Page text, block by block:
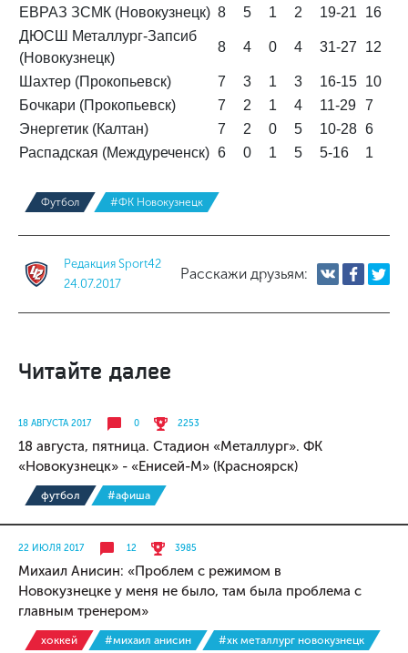
ЕВРАЗ ЗСМК (Новокузнецк) 8 5 1 2 19-21
16
ДЮСШ Металлург-Запсиб
(Новокузнецк)
8 4 0 4 31-27 12
Шахтер (Прокопьевск) 7 3 1 3 16-15 10
Бочкари (Прокопьевск)
7 2 1 4 11-29 7
Энергетик (Калтан)
7 2 0 5 10-28 6
Распадская (Междуреченск) 6 0 1 5 5-16 1
Футбол #ФК Новокузнецк
Редакция Sport42
24.07.2017
Расскажи друзьям:
Читайте далее
18 АВГУСТА 2017 0 2253
18 августа, пятница. Стадион «Металлург». ФК
«Новокузнецк» - «Енисей-М» (Красноярск)
футбол #афиша
22 ИЮЛЯ 2017 12 3985
Михаил Анисин: «Проблем с режимом в
Новокузнецке у меня не было, там была проблема с
главным тренером»
хоккей #михаил анисин #хк металлург новокузнецк